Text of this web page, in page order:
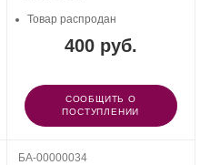
400 руб.
Товар распродан
СООБЩИТЬ О
ПОСТУПЛЕНИИ
БА-00000034